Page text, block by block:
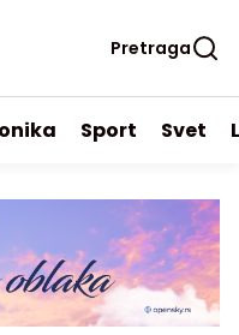
Pretraga
Sport Svet